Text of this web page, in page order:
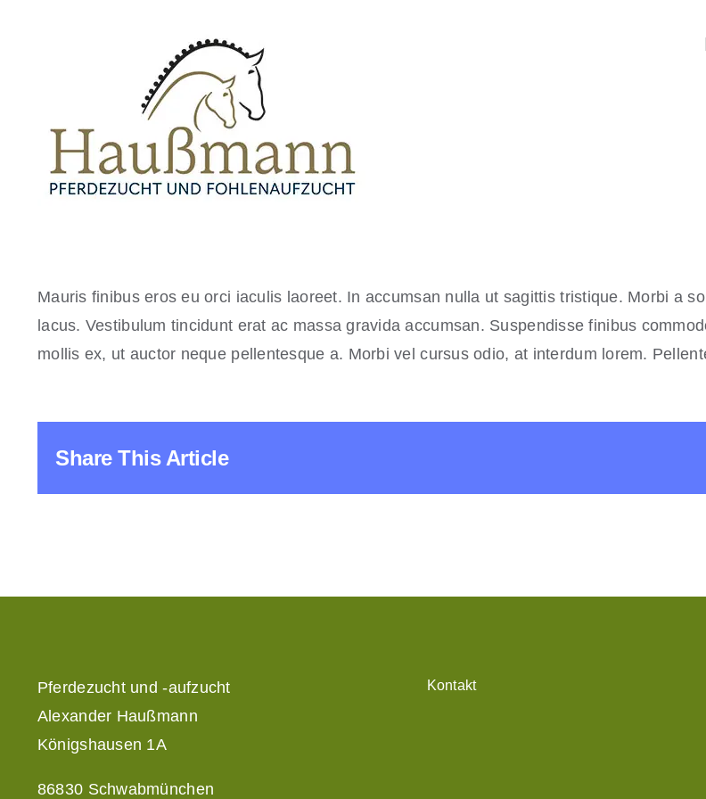
Mauris finibus eros eu orci iaculis laoreet. In accumsan nulla ut sagittis tristique. Morbi a
lacus. Vestibulum tincidunt erat ac massa gravida accumsan. Suspendisse finibus
mollis ex, ut auctor neque pellentesque a. Morbi vel cursus odio, at interdum lorem.
Share This Article
Pferdezucht und -aufzucht
Alexander Haußmann
Königshausen 1A
86830 Schwabmünchen
Kontakt